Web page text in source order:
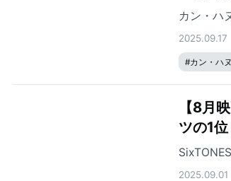
カン・ハ
2025.09.17
#カン・ハ
【8月
ツの1位
2025.09.01